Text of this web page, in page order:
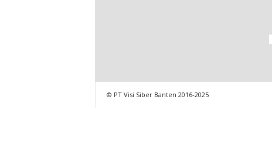
© PT Visi Siber Banten 2016-2025